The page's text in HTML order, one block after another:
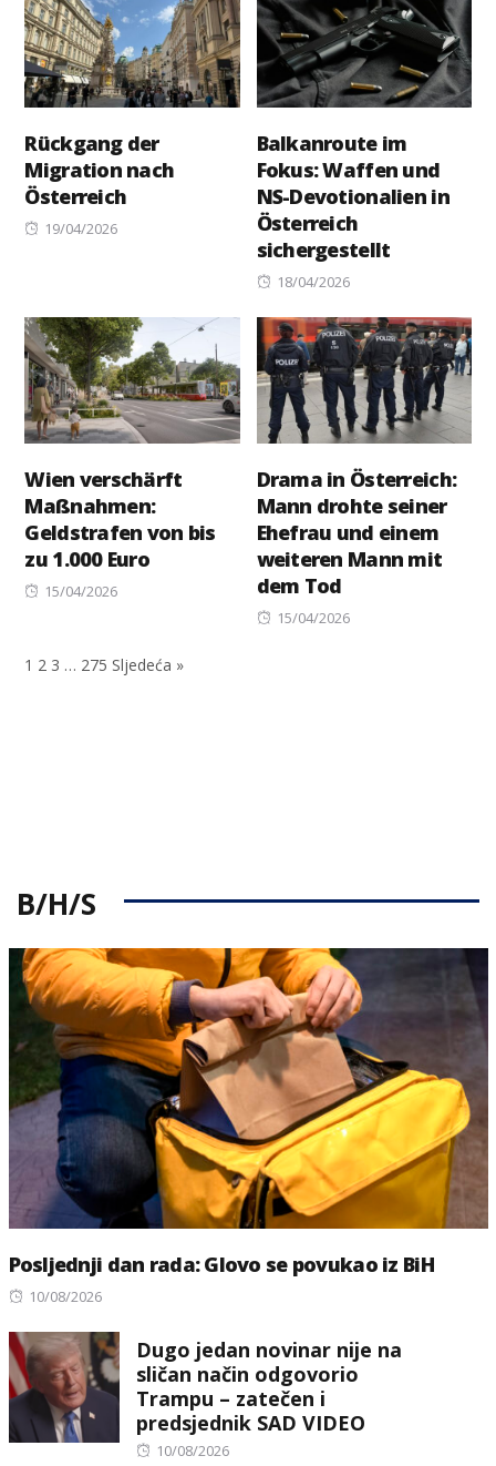
Rückgang der
Migration nach
Österreich
Posted
19/04/2026
Balkanroute im
Fokus: Waffen und
NS-Devotionalien in
Österreich
sichergestellt
Posted
18/04/2026
Wien verschärft
Maßnahmen:
Geldstrafen von bis
zu 1.000 Euro
Posted
15/04/2026
Drama in Österreich:
Mann drohte seiner
Ehefrau und einem
weiteren Mann mit
dem Tod
Posted
15/04/2026
1 2 3 … 275 Sljedeća »
B/H/S
Posljednji dan rada: Glovo se povukao iz BiH
Posted
10/08/2026
Dugo jedan novinar nije na
sličan način odgovorio
Trampu – zatečen i
predsjednik SAD VIDEO
Posted
10/08/2026